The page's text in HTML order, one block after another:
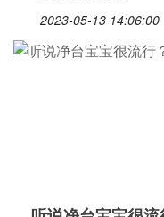
2023-05-13 14:06:00